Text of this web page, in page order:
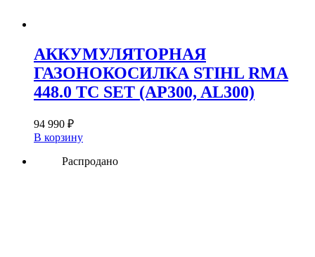
АККУМУЛЯТОРНАЯ
ГАЗОНОКОСИЛКА STIHL RMA
448.0 TC SET (AP300, AL300)
94 990 ₽
В корзину
Распродано